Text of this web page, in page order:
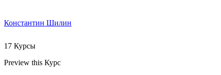
Константин Шилин
17 Курсы
Preview this Курс